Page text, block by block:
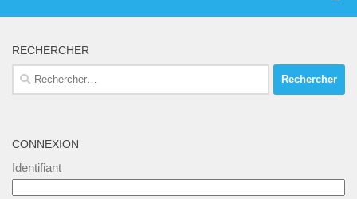
RECHERCHER
Rechercher :
CONNEXION
Identifiant